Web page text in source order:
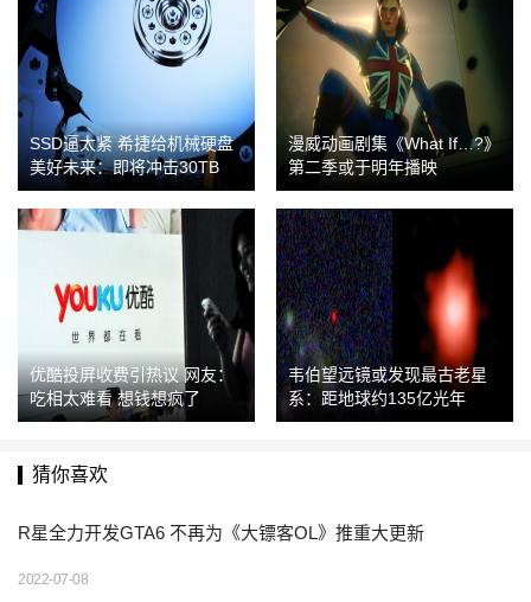
SSD逼太紧 希捷给机械硬盘
美好未来：即将冲击30TB
漫威动画剧集《What If…?》
第二季或于明年播映
优酷投屏收费引热议 网友：
吃相太难看 想钱想疯了
韦伯望远镜或发现最古老星
系：距地球约135亿光年
猜你喜欢
R星全力开发GTA6 不再为《大镖客OL》推重大更新
2022-07-08